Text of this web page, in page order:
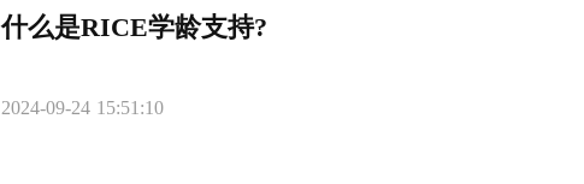
什么是RICE学龄支持?
2024-09-24 15:51:10